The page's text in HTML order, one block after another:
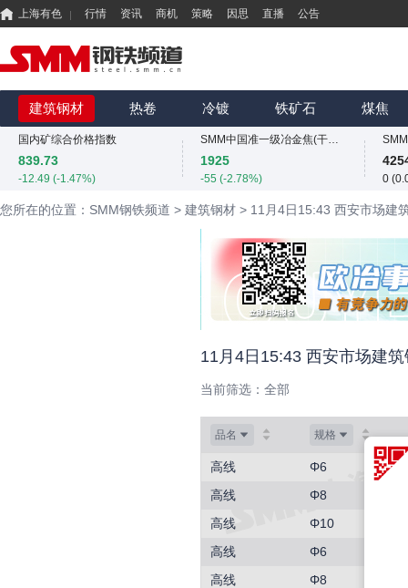
上海有色 行情 资讯 商机 策略 因思 直播 公告
建筑钢材 热卷 冷镀 铁矿石 煤焦
国内矿综合价格指数
839.73
-12.49 (-1.47%)
815
0 (0.00%)
国内矿综合价格指数
839.73
-12.49 (-1.47%)
815
3034
SMM中国准一级冶金焦(干熄)价格指数
1925
-55 (-2.78%)
3034
1925
-55 (-2.78%)
SMM中国螺纹钢价格指数
3034
0
0
您所在的位置：SMM钢铁频道 > 建筑钢材 > 11月4日15:43 西安市场建
11月4日15:43 西安市场建
当前筛选： 全部
品名 规格
高线
Φ6
高线
Φ8
高线
Φ10
高线
Φ6
高线
Φ8